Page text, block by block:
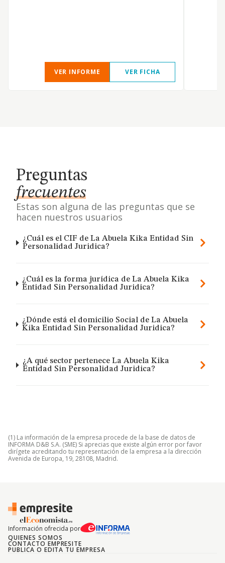
VER INFORME VER FICHA
Preguntas
frecuentes
Estas son alguna de las preguntas que se
hacen nuestros usuarios
¿Cuál es el CIF de La Abuela Kika Entidad Sin
Personalidad Juridica?
¿Cuál es la forma jurídica de La Abuela Kika
Entidad Sin Personalidad Juridica?
¿Dónde está el domicilio Social de La Abuela
Kika Entidad Sin Personalidad Juridica?
¿A qué sector pertenece La Abuela Kika
Entidad Sin Personalidad Juridica?
(1) La información de la empresa procede de la base de datos de
INFORMA D&B S.A. (SME) Si aprecias que existe algún error por favor
dirígete acreditando tu representación de la empresa a la dirección
Avenida de Europa, 19, 28108, Madrid.
Información ofrecida por
QUIENES SOMOS
CONTACTO EMPRESITE
PUBLICA O EDITA TU EMPRESA